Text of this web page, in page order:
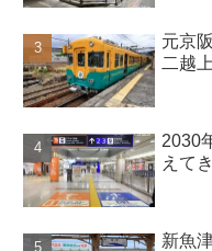
元京
二越
2030
えて
新魚